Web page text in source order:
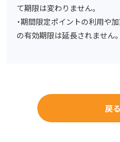
て期限は変わりません。
・期間限定ポイントの利用や
の有効期限は延長されません。
戻る